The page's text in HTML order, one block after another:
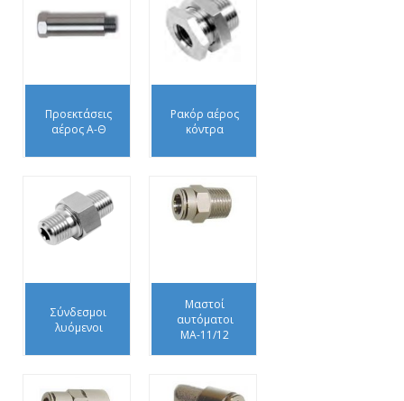
Προεκτάσεις
αέρος Α-Θ
Ρακόρ αέρος
κόντρα
Σύνδεσμοι
λυόμενοι
Μαστοί
αυτόματοι
ΜΑ-11/12